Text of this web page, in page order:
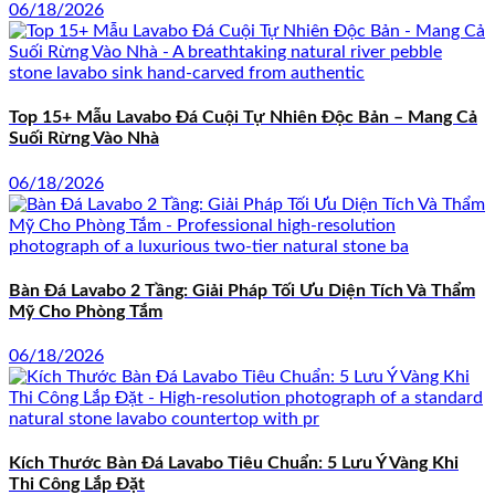
06/18/2026
Top 15+ Mẫu Lavabo Đá Cuội Tự Nhiên Độc Bản – Mang Cả
Suối Rừng Vào Nhà
06/18/2026
Bàn Đá Lavabo 2 Tầng: Giải Pháp Tối Ưu Diện Tích Và Thẩm
Mỹ Cho Phòng Tắm
06/18/2026
Kích Thước Bàn Đá Lavabo Tiêu Chuẩn: 5 Lưu Ý Vàng Khi
Thi Công Lắp Đặt